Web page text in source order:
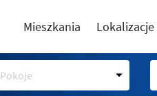
Mieszkania Lokalizacje
Pokoje